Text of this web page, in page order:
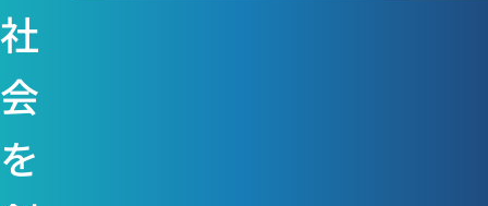
社
会
を